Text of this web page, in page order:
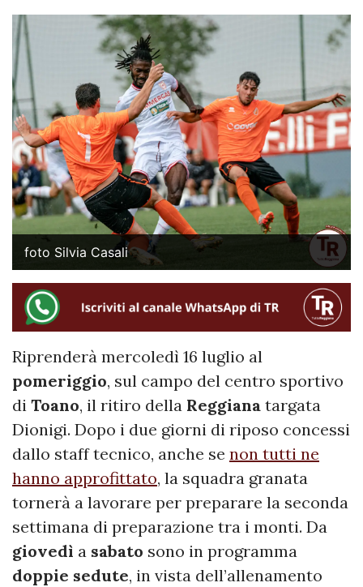
foto Silvia Casali
Riprenderà mercoledì 16 luglio al
pomeriggio, sul campo del centro sportivo
di Toano, il ritiro della Reggiana targata
Dionigi. Dopo i due giorni di riposo concessi
dallo staff tecnico, anche se non tutti ne
hanno approfittato, la squadra granata
tornerà a lavorare per preparare la seconda
settimana di preparazione tra i monti. Da
giovedì a sabato sono in programma
doppie sedute, in vista dell’allenamento